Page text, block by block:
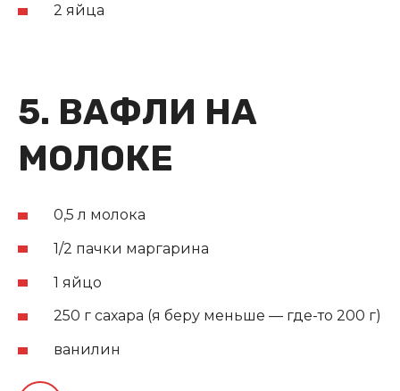
2 яйца
5. ВАФЛИ НА
МОЛОКЕ
0,5 л молока
1/2 пачки маргарина
1 яйцо
250 г сахара (я беру меньше — где-то 200 г)
ванилин